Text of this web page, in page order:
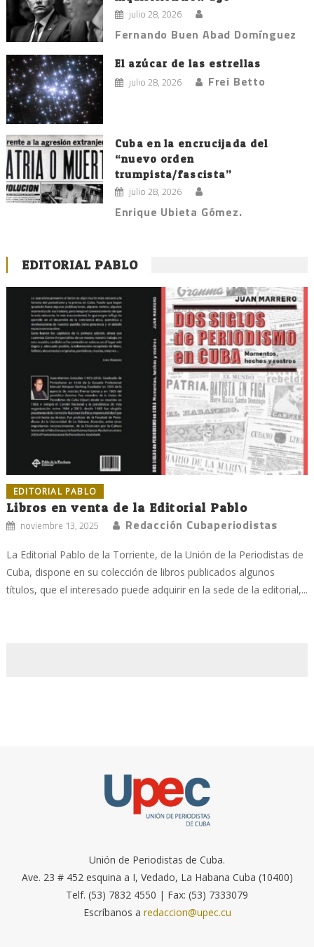
julio 28, 2026
Fernando Buen Abad Domínguez
El azúcar de las estrellas
julio 28, 2026 Frei Betto
Cuba en la encrucijada del
“nuevo orden
trumpista/fascista”
julio 28, 2026
Enrique Ubieta Gómez.
EDITORIAL PABLO
EDITORIAL PABLO
Libros en venta de la Editorial Pablo
noviembre 13, 2025 Redacción Cubaperiodistas
La Editorial Pablo de la Torriente, de la Unión de la Periodistas de
Cuba, dispone en su colección de libros publicados algunos
títulos, que el interesado puede adquirir en la sede de la editorial,...
Unión de Periodistas de Cuba.
Ave. 23 # 452 esquina a I, Vedado, La Habana Cuba (10400)
Telf. (53) 7832 4550 | Fax: (53) 7333079
Escríbanos a redaccion@upec.cu